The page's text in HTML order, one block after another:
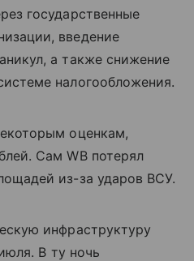
государственные
введение
а также снижение
налогообложения.
оценкам,
Сам WB потерял
из-за ударов ВСУ.
инфраструктуру
В ту ночь